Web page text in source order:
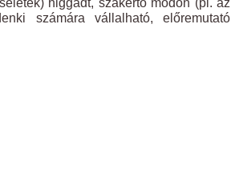
számára vállalható, előremutató